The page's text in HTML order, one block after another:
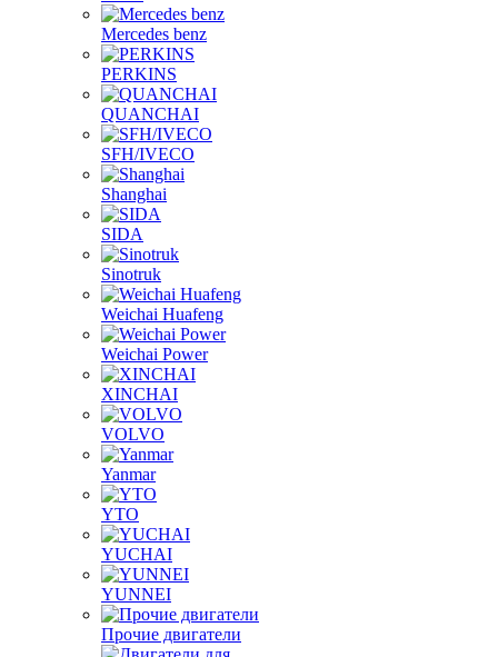
Mercedes benz
PERKINS
QUANCHAI
SFH/IVECO
Shanghai
SIDA
Sinotruk
Weichai Huafeng
Weichai Power
XINCHAI
VOLVO
Yanmar
YTO
YUCHAI
YUNNEI
Прочие двигатели